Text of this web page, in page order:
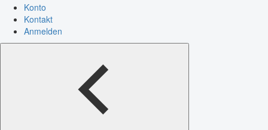
Konto
Kontakt
Anmelden